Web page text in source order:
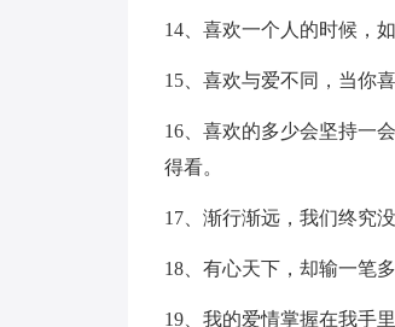
14、喜欢一个人的时候，
15、喜欢与爱不同，当你
16、喜欢的多少会坚持一
得看。
17、渐行渐远，我们终究
18、有心天下，却输一笔
19、我的爱情掌握在我手